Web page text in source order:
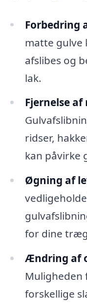
Forbedring
matte gulve
afslibes og
lak.
Fjernelse af
ridser,
kan påvirke
Øgning af
for dine
Ændring af
Muligheden
forskellige